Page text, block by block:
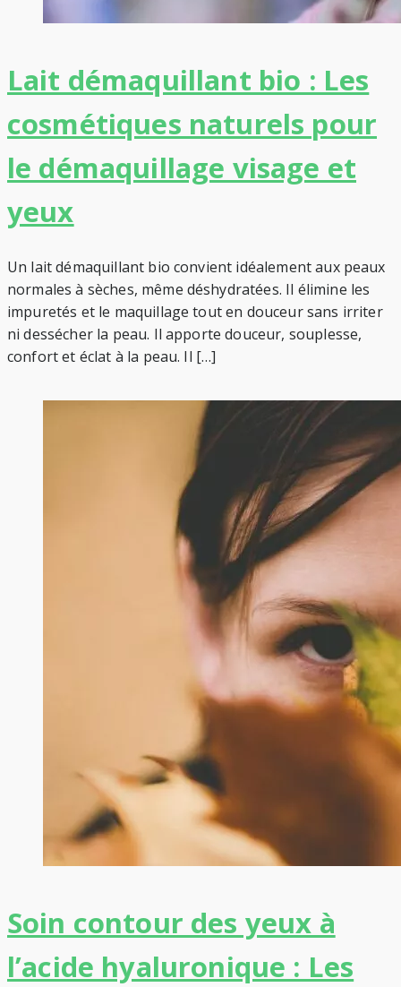
Lait démaquillant bio : Les
cosmétiques naturels pour
le démaquillage visage et
yeux
Un lait démaquillant bio convient idéalement aux peaux
normales à sèches, même déshydratées. Il élimine les
impuretés et le maquillage tout en douceur sans irriter
ni dessécher la peau. Il apporte douceur, souplesse,
confort et éclat à la peau. Il […]
Soin contour des yeux à
l’acide hyaluronique : Les